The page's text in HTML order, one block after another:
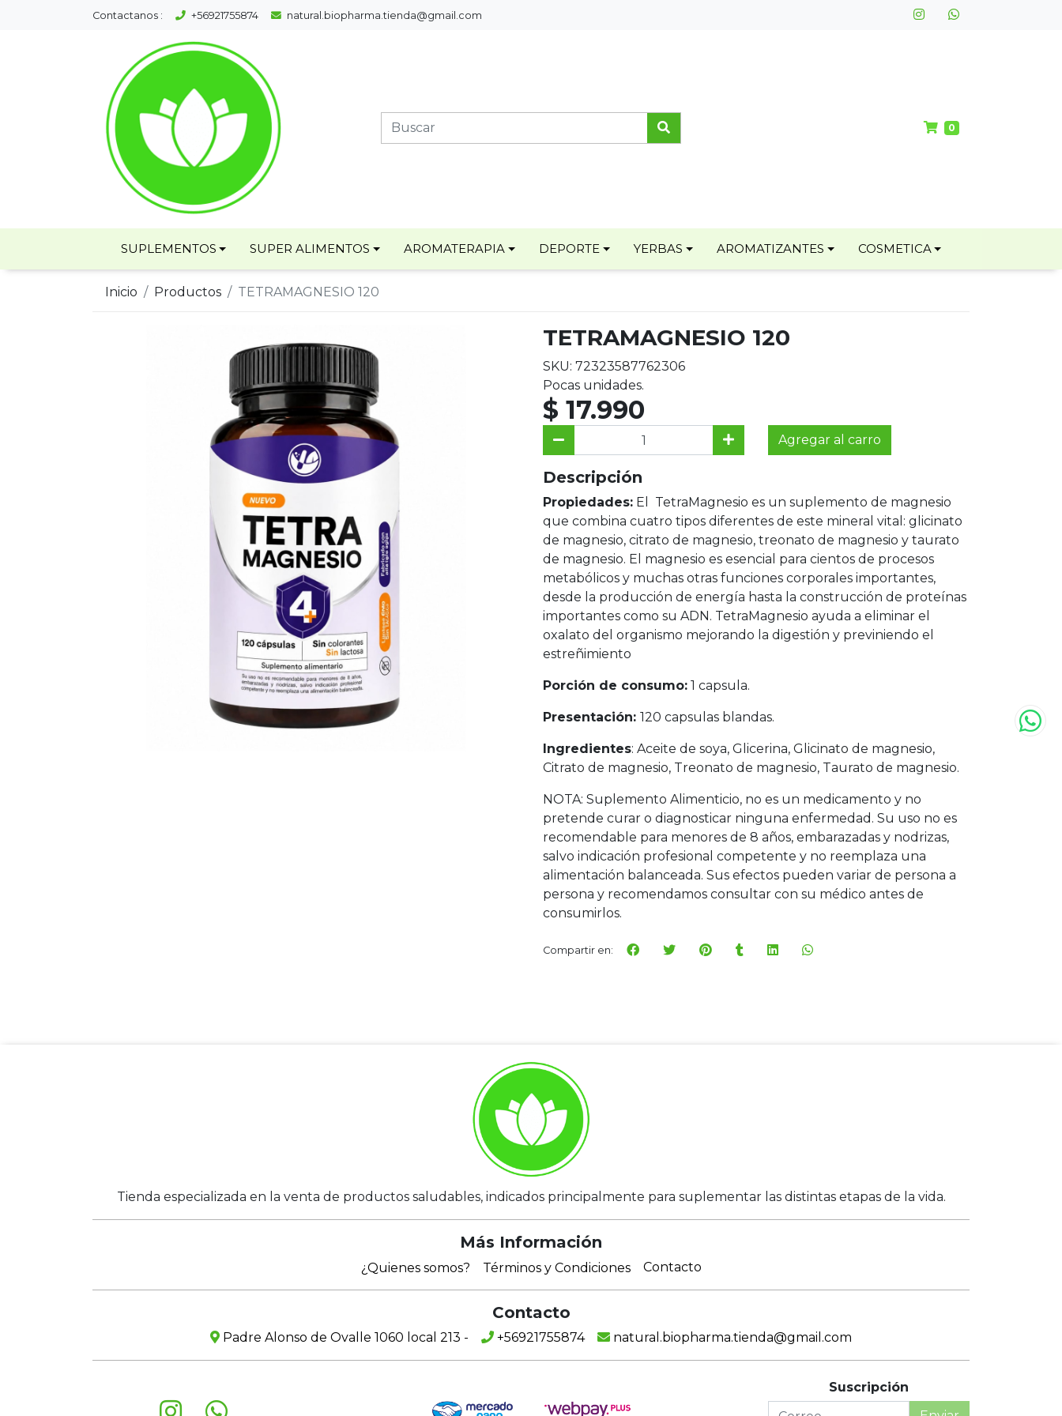
Contactanos : +56921755874 natural.biopharma.tienda@gmail.com
0
SUPLEMENTOS SUPER ALIMENTOS AROMATERAPIA DEPORTE YERBAS AROMATIZANTES COSMETICA
Inicio Productos TETRAMAGNESIO 120
TETRAMAGNESIO 120
SKU: 72323587762306
Pocas unidades.
$ 17.990
Agregar al carro
Descripción
Propiedades: El TetraMagnesio es un suplemento de magnesio
que combina cuatro tipos diferentes de este mineral vital: glicinato
de magnesio, citrato de magnesio, treonato de magnesio y taurato
de magnesio. El magnesio es esencial para cientos de procesos
metabólicos y muchas otras funciones corporales importantes,
desde la producción de energía hasta la construcción de proteínas
importantes como su ADN. TetraMagnesio ayuda a eliminar el
oxalato del organismo mejorando la digestión y previniendo el
estreñimiento
Porción de consumo: 1 capsula.
Presentación: 120 capsulas blandas.
Ingredientes: Aceite de soya, Glicerina, Glicinato de magnesio,
Citrato de magnesio, Treonato de magnesio, Taurato de magnesio.
NOTA: Suplemento Alimenticio, no es un medicamento y no
pretende curar o diagnosticar ninguna enfermedad. Su uso no es
recomendable para menores de 8 años, embarazadas y nodrizas,
salvo indicación profesional competente y no reemplaza una
alimentación balanceada. Sus efectos pueden variar de persona a
persona y recomendamos consultar con su médico antes de
consumirlos.
Compartir en:
Tienda especializada en la venta de productos saludables, indicados principalmente para suplementar las distintas etapas de la vida.
Más Información
¿Quienes somos? Términos y Condiciones Contacto
Contacto
Padre Alonso de Ovalle 1060 local 213 - +56921755874 natural.biopharma.tienda@gmail.com
Suscripción